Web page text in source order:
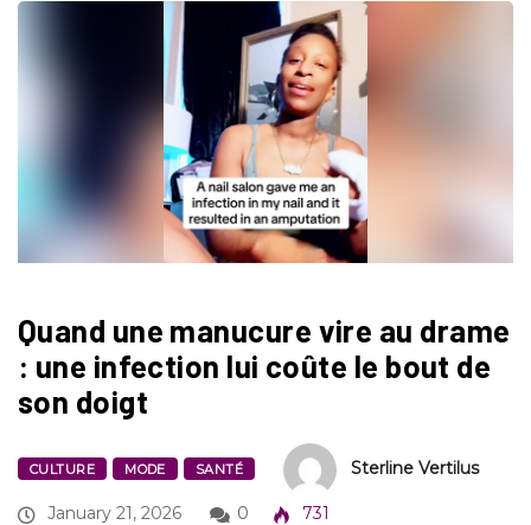
Quand une manucure vire au drame
: une infection lui coûte le bout de
son doigt
CULTURE MODE SANTÉ Sterline Vertilus
January 21, 2026 0
731